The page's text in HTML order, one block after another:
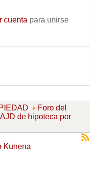
cuenta para unirse
Foro del
de hipoteca por
Kunena